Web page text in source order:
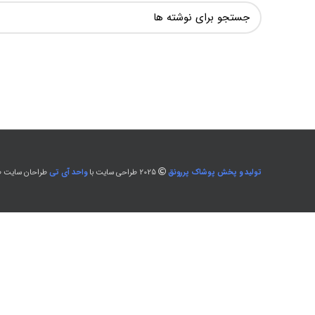
تولید و پخش پوشاک پررونق واحد آی تیطراحان سایت